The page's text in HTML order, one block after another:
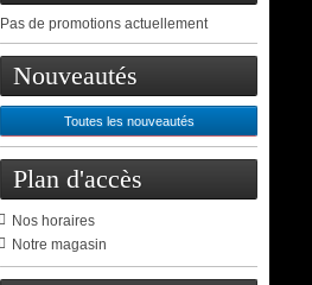
Pas de promotions actuellement
Nouveautés
Toutes les nouveautés
Plan d'accès
Nos horaires
Notre magasin